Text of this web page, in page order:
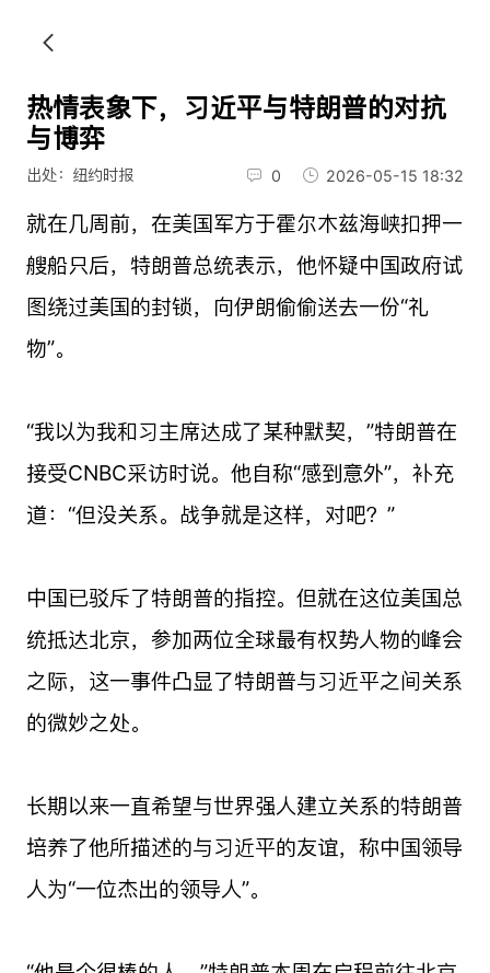
热情表象下，习近平与特朗普的对抗
与博弈
出处：纽约时报 0 2026-05-15 18:32
就在几周前，在美国军方于霍尔木兹海峡扣押一
艘船只后，特朗普总统表示，他怀疑中国政府试
图绕过美国的封锁，向伊朗偷偷送去一份“礼
物”。
“我以为我和习主席达成了某种默契，”特朗普在
接受CNBC采访时说。他自称“感到意外”，补充
道：“但没关系。战争就是这样，对吧？”
中国已驳斥了特朗普的指控。但就在这位美国总
统抵达北京，参加两位全球最有权势人物的峰会
之际，这一事件凸显了特朗普与习近平之间关系
的微妙之处。
长期以来一直希望与世界强人建立关系的特朗普
培养了他所描述的与习近平的友谊，称中国领导
人为“一位杰出的领导人”。